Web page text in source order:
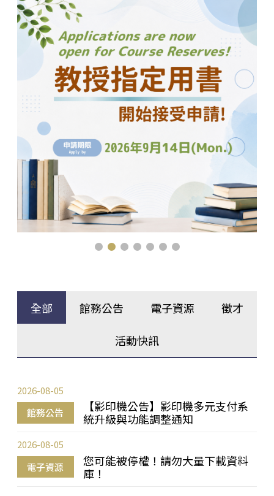
全部 館務公告 電子資源 徵才
活動快訊
館務公告
【影印機公告】影印機多元支付系
統升級與功能調整通知
2026-08-05
電子資源
您可能被停權！請勿大量下載資料
庫！
2026-08-05